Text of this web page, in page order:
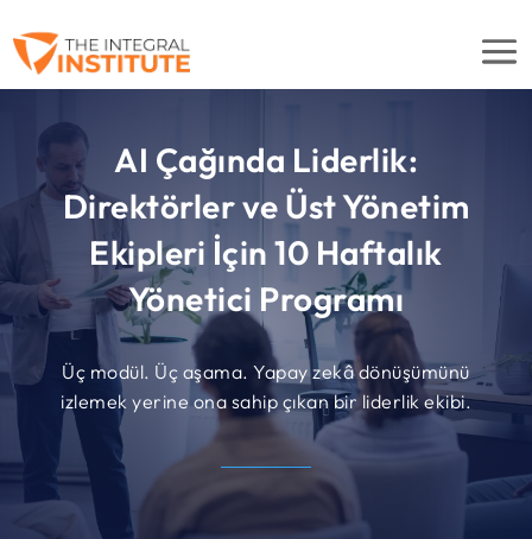
AI Çağında Liderlik:
Direktörler ve Üst Yönetim
Ekipleri İçin 10 Haftalık
Yönetici Programı
Üç modül. Üç aşama. Yapay zekâ dönüşümünü
izlemek yerine ona sahip çıkan bir liderlik ekibi.